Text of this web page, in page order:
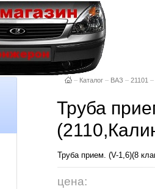
– Каталог – ВАЗ – 21101 –
Труба
Труба прием. (V-1,6)(8
цена: